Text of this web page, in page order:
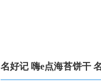
名好记 嗨e点海苔饼干